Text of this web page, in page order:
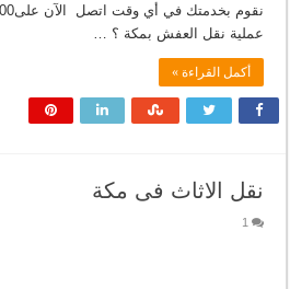
عملية نقل العفش بمكة ؟ …
أكمل القراءة »
نقل الاثاث فى مكة
1